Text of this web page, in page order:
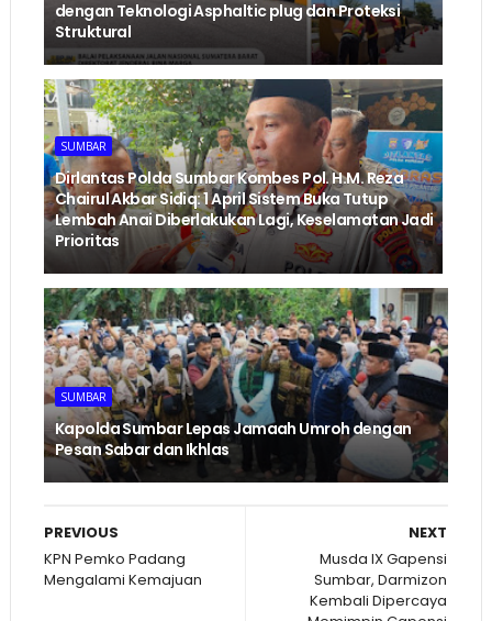
dengan Teknologi Asphaltic plug dan Proteksi
Struktural ‎
SUMBAR
Dirlantas Polda Sumbar Kombes Pol. H.M. Reza
Chairul Akbar Sidiq: 1 April Sistem Buka Tutup
Lembah Anai Diberlakukan Lagi, Keselamatan Jadi
Prioritas
SUMBAR
Kapolda Sumbar Lepas Jamaah Umroh dengan
Pesan Sabar dan Ikhlas
NEXT
Musda IX Gapensi
Sumbar, Darmizon
Kembali Dipercaya
PREVIOUS
KPN Pemko Padang
Mengalami Kemajuan